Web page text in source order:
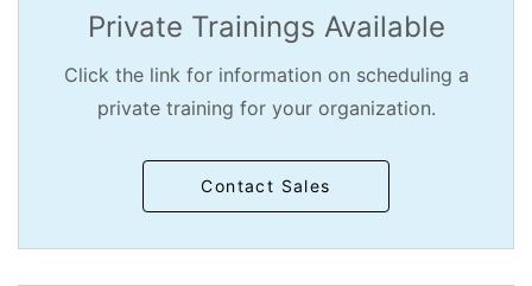
Private Trainings Available
Click the link for information on scheduling a
private training for your organization.
Contact Sales